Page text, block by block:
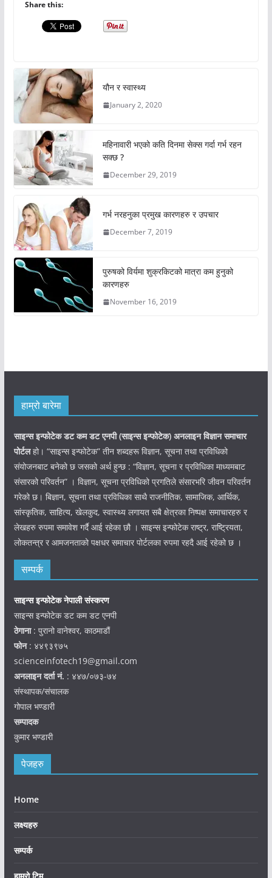
Share this:
यौन र स्वास्थ्य
January 2, 2020
महिनावारी भएको कति दिनमा सेक्स गर्दा गर्भ रहन
सक्छ ?
December 29, 2019
गर्भ नरहनुका प्रमुख कारणहरु र उपचार
December 7, 2019
पुरुषको विर्यमा शुक्रकिटको मात्रा कम हुनुको
कारणहरु
November 16, 2019
हाम्रो बारेमा
साइन्स इन्फोटेक डट कम डट एनपी (साइन्सइन्फोटेक) अनलाइन विज्ञान समाचार
पोर्टलहो। “साइन्स इन्फोटेक” तीन शब्दहरू विज्ञान, सूचना तथा प्रविधिको
संयोजनबाट बनेको छ जसको अर्थ हुन्छ : “विज्ञान, सूचना र प्रविधिका माध्यमबाट
संसारको परिवर्तन” । विज्ञान, सूचना प्रविधिको प्रगतिले संसारभरि जीवन परिवर्तन
गरेको छ। बिज्ञान, सूचना तथा प्रविधिका साथै राजनीतिक, सामाजिक, आर्थिक,
सांस्कृतिक, साहित्य, खेलकुद, स्वास्थ्य लगायत सबै क्षेत्रका निष्पक्ष समाचारहरु र
लेखहरु रुपमा समावेश गर्दै आई रहेका छौ । साइन्स इन्फोटेक राष्ट्र, राष्ट्रियता,
लोकतन्त्र र आमजनताको पक्षधर समाचार पोर्टलका रुपमा रहदै आई रहेको छ ।
सम्पर्क
साइन्स इन्फोटेक नेपाली संस्करण
साइन्स इन्फोटेक डट कम डट एनपी
ठेगाना: पुरानो वानेश्वर, काठमाडौं
फोन: ४४९३९७५
scienceinfotech19@gmail.com
अनलाइन दर्ता नं. : ४४७/०७३-७४
संस्थापक/संचालक
गोपाल भण्डारी
सम्पादक
कुमार भण्डारी
पेजहरु
Home
लक्ष्यहरु
सम्पर्क